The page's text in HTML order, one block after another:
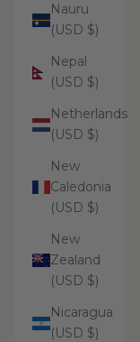
Nauru
(USD $)
Nepal
(USD $)
Netherlands
(USD $)
New
Caledonia
(USD $)
New
Zealand
(USD $)
Nicaragua
(USD $)